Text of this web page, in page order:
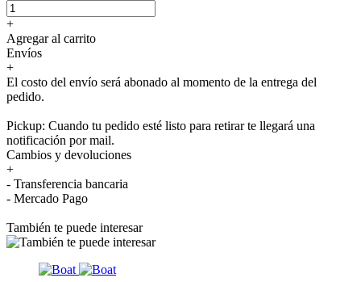
+
Agregar al carrito
Envíos
+
El costo del envío será abonado al momento de la entrega del
pedido.
Pickup: Cuando tu pedido esté listo para retirar te llegará una
notificación por mail.
Cambios y devoluciones
+
- Transferencia bancaria
- Mercado Pago
También te puede interesar